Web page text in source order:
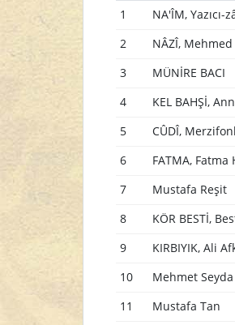
1
NA'ÎM,
2 NÂZÎ,
3 MÜNİRE BACI
4 KEL BAHŞİ,
5 CÛDÎ,
6 FATMA, Fatma
7 Mustafa Reşit
8 KÖR BESTİ,
9 KIRBIYIK, Ali
10 Mehmet Seyda
11 Mustafa Tan